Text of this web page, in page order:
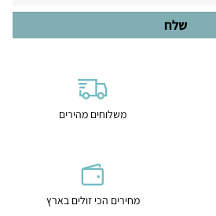
משלוחים מהירים
מחירים הכי זולים בארץ